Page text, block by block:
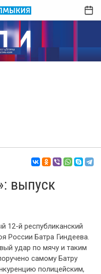
выпуск
12-й республиканский
России Батра Гиндеева.
удар по мячу и таким
самому Батру
полицейским,